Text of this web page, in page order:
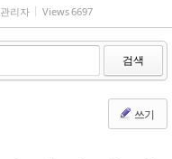
관리자 Views6697
검색
쓰기